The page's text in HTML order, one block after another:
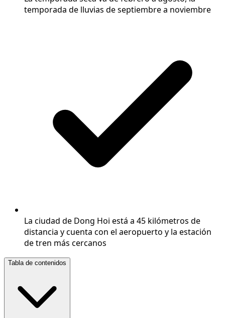
temporada de lluvias de septiembre a noviembre
La ciudad de Dong Hoi está a 45 kilómetros de
distancia y cuenta con el aeropuerto y la estación
de tren más cercanos
Tabla de contenidos